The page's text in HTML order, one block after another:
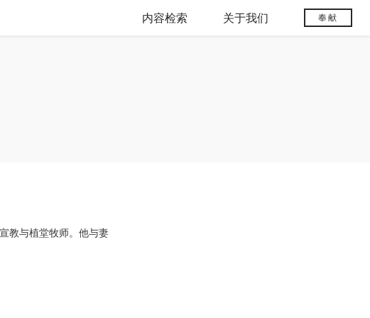
内容检索 关于我们 奉献
教与植堂牧师。他与妻